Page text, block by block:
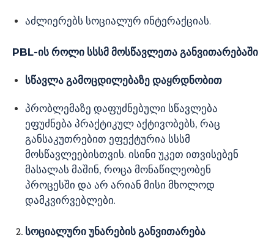
აძლიერებს სოციალურ ინტერაქციას.
PBL-ის როლი სსსმ მოსწავლეთა განვითარებაში
სწავლა გამოცდილებაზე დაყრდნობით
პრობლემაზე დაფუძნებული სწავლება
ეფუძნება პრაქტიკულ აქტივობებს, რაც
განსაკუთრებით ეფექტურია სსსმ
მოსწავლეებისთვის. ისინი უკეთ ითვისებენ
მასალას მაშინ, როცა მონაწილეობენ
პროცესში და არ არიან მისი მხოლოდ
დამკვირვებლები.
სოციალური უნარების განვითარება